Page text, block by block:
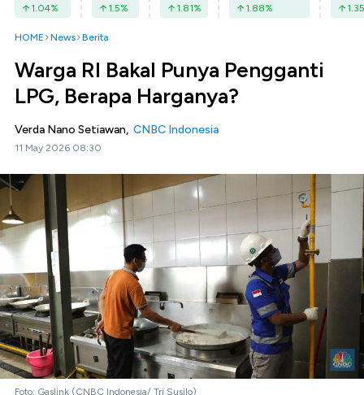
1.04% 1.5% 1.81% 1.88% 1.35
HOME News Berita
Warga RI Bakal Punya Pengganti
LPG, Berapa Harganya?
Verda Nano Setiawan, CNBC Indonesia
11 May 2026 08:30
Foto: Gaslink (CNBC Indonesia/ Tri Susilo)